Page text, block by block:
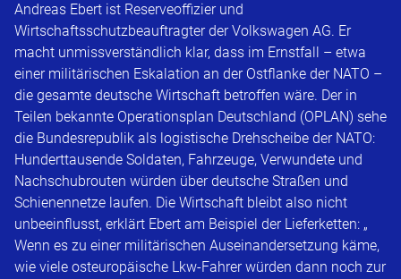
Andreas Ebert ist Reserveoffizier und
Wirtschaftsschutzbeauftragter der Volkswagen AG. Er
macht unmissverständlich klar, dass im Ernstfall – etwa
einer militärischen Eskalation an der Ostflanke der NATO –
die gesamte deutsche Wirtschaft betroffen wäre. Der in
Teilen bekannte Operationsplan Deutschland (OPLAN) sehe
die Bundesrepublik als logistische Drehscheibe der NATO:
Hunderttausende Soldaten, Fahrzeuge, Verwundete und
Nachschubrouten würden über deutsche Straßen und
Schienennetze laufen. Die Wirtschaft bleibt also nicht
unbeeinflusst, erklärt Ebert am Beispiel der Lieferketten: „
Wenn es zu einer militärischen Auseinandersetzung käme,
wie viele osteuropäische Lkw-Fahrer würden dann noch zur